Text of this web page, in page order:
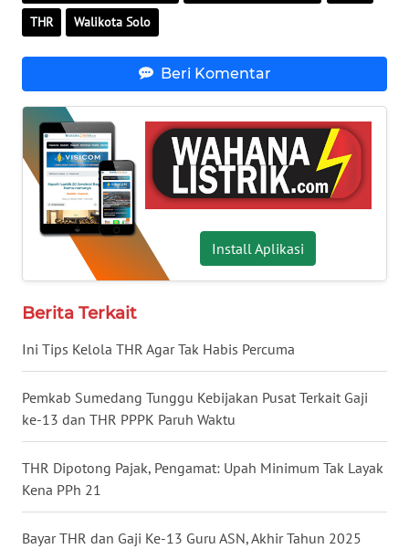
THR Walikota Solo
Beri Komentar
Install Aplikasi
Berita Terkait
Ini Tips Kelola THR Agar Tak Habis Percuma
Pemkab Sumedang Tunggu Kebijakan Pusat Terkait Gaji
ke-13 dan THR PPPK Paruh Waktu
THR Dipotong Pajak, Pengamat: Upah Minimum Tak Layak
Kena PPh 21
Bayar THR dan Gaji Ke-13 Guru ASN, Akhir Tahun 2025
SULTENG
WN
BABEL
WN
SUMBAR
BENGKULU
WN
LAMPUNG
WN
JATENG
WN